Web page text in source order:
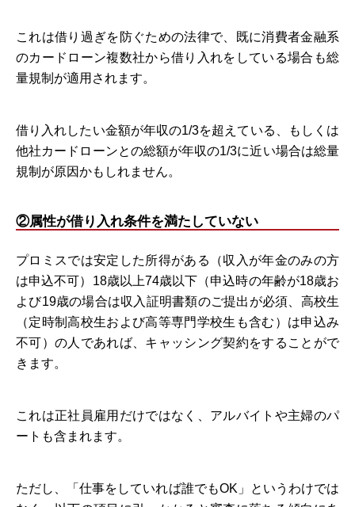
これは借り過ぎを防ぐための法律で、既に消費者金融系
のカードローン複数社から借り入れをしている場合も総
量規制が適用されます。
借り入れしたい金額が年収の1/3を超えている、もしくは
他社カードローンとの総額が年収の1/3に近い場合は総量
規制が原因かもしれません。
②属性が借り入れ条件を満たしていない
プロミスでは安定した所得がある（収入が年金のみの方
は申込不可）18歳以上74歳以下（申込時の年齢が18歳お
よび19歳の場合は収入証明書類のご提出が必須、高校生
（定時制高校生および高等専門学校生も含む）は申込み
不可）の人であれば、キャッシング契約をすることがで
きます。
これは正社員雇用だけではなく、アルバイトや主婦のパ
ートも含まれます。
ただし、「仕事をしていれば誰でもOK」というわけでは